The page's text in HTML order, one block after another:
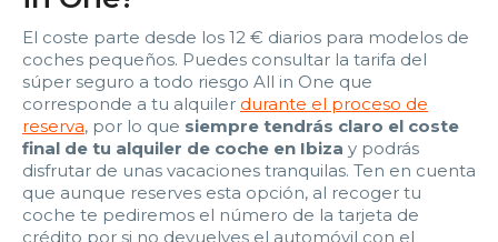
El coste parte desde los 12 € diarios para modelos de
coches pequeños. Puedes consultar la tarifa del
súper seguro a todo riesgo All in One que
corresponde a tu alquiler durante el proceso de
reserva, por lo que siempre tendrás claro el coste
final de tu alquiler de coche en Ibiza y podrás
disfrutar de unas vacaciones tranquilas. Ten en cuenta
que aunque reserves esta opción, al recoger tu
coche te pediremos el número de la tarjeta de
crédito por si no devuelves el automóvil con el